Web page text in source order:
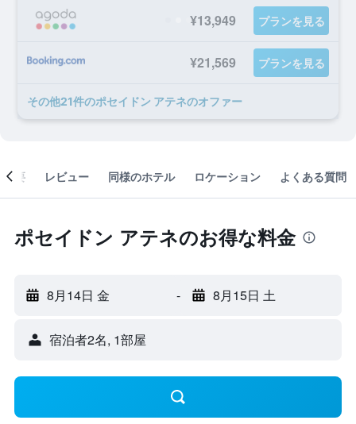
¥13,949 プランを見る
¥21,569 プランを見る
​その他21​件のポセイドン アテネのオファー
概要 レビュー 同様のホテル ロケーション よくある質問
ポセイドン アテネのお得な料金
8月14日 金 - 8月15日 土
宿泊者2名, 1​部屋